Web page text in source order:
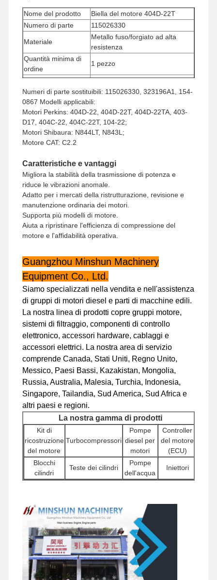
Casa. Prodotti
Spettacolo
VR
Chi Siamo
Visita Alla
Fabbrica
Controllo
Della Qualità
Contattaci Notizie
Casi
Motore Yanmar
Motore Kubota
Motore Isuzu
Motore Cummins
Nome del prodotto
Biella del motore 404D-22T
Numero di parte
115026330
Materiale
Metallo fuso/forgiato ad alta
resistenza
Quantità minima di
ordine
1 pezzo
Metodo di
pagamento
Metodo di spedizione UPS/DHL/EMS/TNT/FedEx
Numeri di parte sostituibili: 115026330, 323196A1, 154-
0867 Modelli applicabili:
Motori Perkins: 404D-22, 404D-22T, 404D-22TA, 403-
D17, 404C-22, 404C-22T, 104-22;
Motori Shibaura: N844LT, N843L;
Motore CAT: C2.2
Caratteristiche e vantaggi
Migliora la stabilità della trasmissione di potenza e
riduce le vibrazioni anomale.
Adatto per i mercati della ristrutturazione, revisione e
manutenzione ordinaria dei motori.
Supporta più modelli di motore.
Aiuta a ripristinare l'efficienza di compressione del
motore e l'affidabilità operativa.
Guangzhou Minshun Machinery
Equipment Co., Ltd.
Siamo specializzati nella vendita e nell'assistenza
di gruppi di motori diesel e parti di macchine edili.
La nostra linea di prodotti copre gruppi motore,
sistemi di filtraggio, componenti di controllo
elettronico, accessori hardware, cablaggi e
accessori elettrici. La nostra area di servizio
comprende Canada, Stati Uniti, Regno Unito,
Messico, Paesi Bassi, Kazakistan, Mongolia,
Russia, Australia, Malesia, Turchia, Indonesia,
Singapore, Tailandia, Sud America, Sud Africa e
altri paesi e regioni.
La nostra gamma di prodotti
Kit di
ricostruzione
del motore
Turbocompressori
Pompe
diesel per
motori
Controller
del motore
(ECU)
Blocchi
cilindri
Teste dei cilindri
Pompe
dell'acqua
Iniettori
avviamento
per il
motore
per
Componenti
girevoli
Valvole
distributrici
Gruppi
motore di
traslazione